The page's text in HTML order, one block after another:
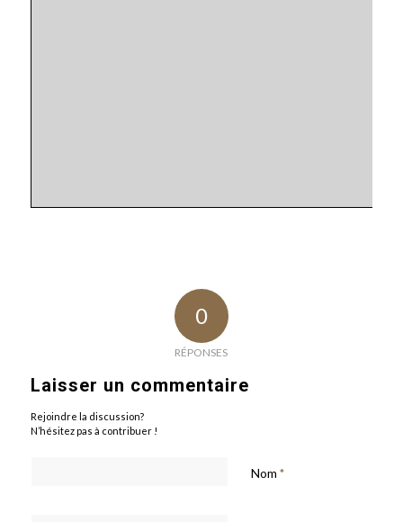
0
RÉPONSES
Laisser un commentaire
Rejoindre la discussion?
N’hésitez pas à contribuer !
Nom *